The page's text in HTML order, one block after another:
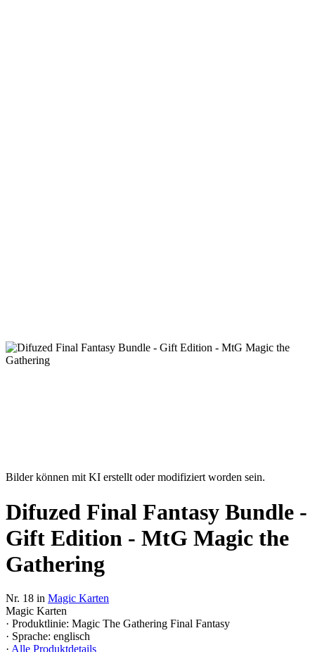
Bilder können mit KI erstellt oder modifiziert worden sein.
Difuzed Final Fantasy Bundle -
Gift Edition - MtG Magic the
Gathering
Nr. 18 in Magic Karten
Magic Karten
· Produktlinie: Magic The Gathering Final Fantasy
· Sprache: englisch
· Alle Produktdetails